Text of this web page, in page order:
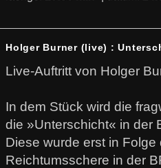
Holger Burner (live) :
Live-Auftritt von Holger
In dem Stück wird die
die »Unterschicht« in der
Diese wurde erst in
Reichtumsschere in der